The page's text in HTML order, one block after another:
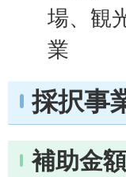
場、観
業
採択事
補助金額